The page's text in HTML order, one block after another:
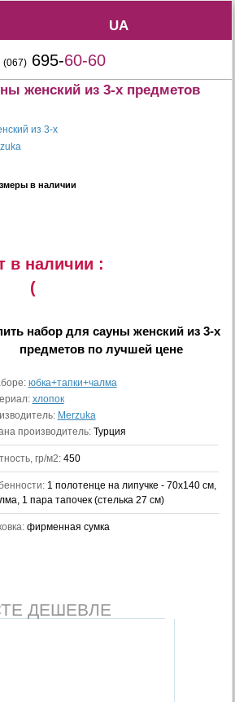
UA
UA
(067) 695-60-60
женский из 3-х предметов
в наличии
в наличии :
(
набор для сауны женский из 3-х
предметов по лучшей цене
юбка+тапки+чалма
хлопок
Merzuka
производитель: Турция
гр/м2: 450
1 полотенце на липучке - 70x140 см,
1 пара тапочек (стелька 27 см)
фирменная сумка
ДЕШЕВЛЕ